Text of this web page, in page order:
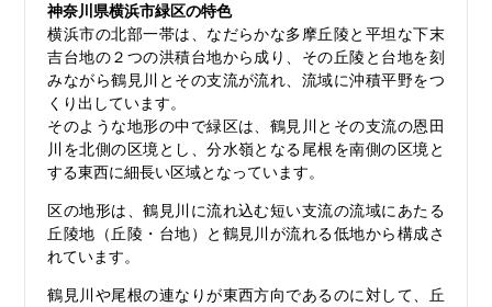
神奈川県横浜市緑区の特色
横浜市の北部一帯は、なだらかな多摩丘陵と平坦な下末
吉台地の２つの洪積台地から成り、その丘陵と台地を刻
みながら鶴見川とその支流が流れ、流域に沖積平野をつ
くり出しています。
そのような地形の中で緑区は、鶴見川とその支流の恩田
川を北側の区境とし、分水嶺となる尾根を南側の区境と
する東西に細長い区域となっています。
区の地形は、鶴見川に流れ込む短い支流の流域にあたる
丘陵地（丘陵・台地）と鶴見川が流れる低地から構成さ
れています。
鶴見川や尾根の連なりが東西方向であるのに対して、丘